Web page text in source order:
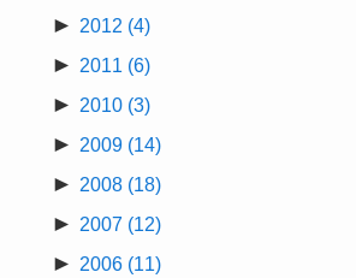
► 2012 (4)
► 2011 (6)
► 2010 (3)
► 2009 (14)
► 2008 (18)
► 2007 (12)
► 2006 (11)